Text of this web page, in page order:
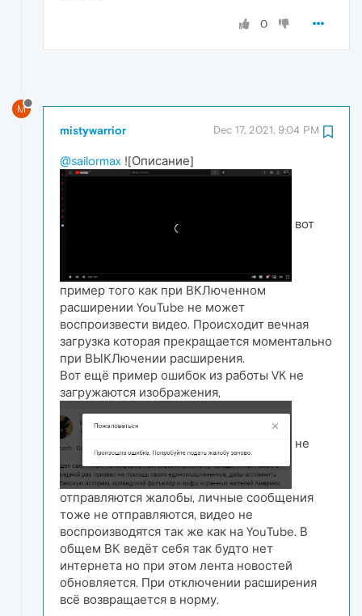
0
M
mistywarrior Dec 17, 2021, 9:04 PM
@sailormax ![Описание]
вот
пример того как при ВКЛюченном
расширении YouTube не может
воспроизвести видео. Происходит вечная
загрузка которая прекращается моментально
при ВЫКЛючении расширения.
Вот ещё пример ошибок из работы VK не
загружаются изображения,
не
отправляются жалобы, личные сообщения
тоже не отправляются, видео не
воспроизводятся так же как на YouTube. В
общем ВК ведёт себя так будто нет
интернета но при этом лента новостей
обновляется. При отключении расширения
всё возвращается в норму.